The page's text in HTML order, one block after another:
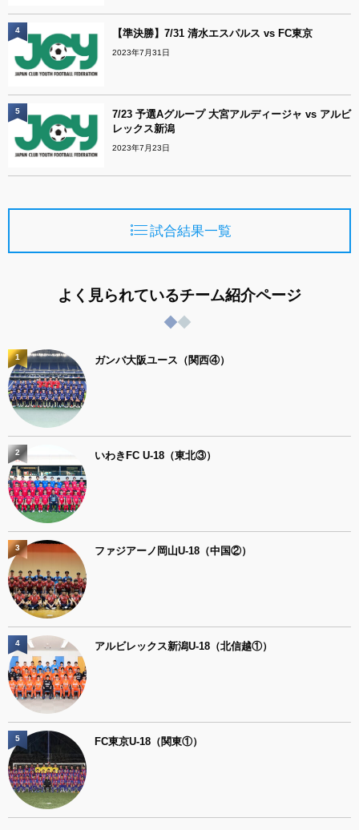
【準決勝】7/31 清水エスパルス vs FC東京
2023年7月31日
4
7/23 予選Aグループ 大宮アルディージャ vs アルビ
レックス新潟
2023年7月23日
5
試合結果一覧
よく見られているチーム紹介ページ
ガンバ大阪ユース（関西④）
1
いわきFC U-18（東北③）
2
ファジアーノ岡山U-18（中国②）
3
アルビレックス新潟U-18（北信越①）
4
FC東京U-18（関東①）
5